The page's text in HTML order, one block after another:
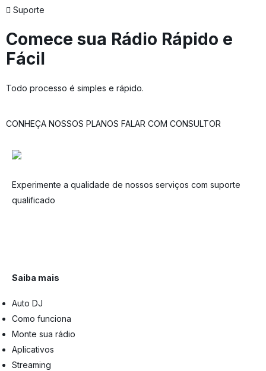
Suporte
Comece sua Rádio Rápido e
Fácil
Todo processo é simples e rápido.
CONHEÇA NOSSOS PLANOS FALAR COM CONSULTOR
Experimente a qualidade de nossos serviços com suporte
qualificado
Saiba mais
Auto DJ
Como funciona
Monte sua rádio
Aplicativos
Streaming